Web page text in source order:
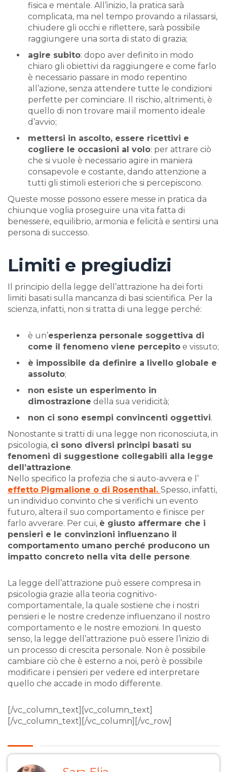
fisica e mentale. All’inizio, la pratica sarà
complicata, ma nel tempo provando a rilassarsi,
chiudere gli occhi e riflettere, sarà possibile
raggiungere una sorta di stato di grazia;
agire subito: dopo aver definito in modo
chiaro gli obiettivi da raggiungere e come farlo
è necessario passare in modo repentino
all’azione, senza attendere tutte le condizioni
perfette per cominciare. Il rischio, altrimenti, è
quello di non trovare mai il momento ideale
d’avvio;
mettersi in ascolto, essere ricettivi e
cogliere le occasioni al volo: per attrare ciò
che si vuole è necessario agire in maniera
consapevole e costante, dando attenzione a
tutti gli stimoli esteriori che si percepiscono.
Queste mosse possono essere messe in pratica da
chiunque voglia proseguire una vita fatta di
benessere, equilibrio, armonia e felicità e sentirsi una
persona di successo.
Limiti e pregiudizi
Il principio della legge dell’attrazione ha dei forti
limiti basati sulla mancanza di basi scientifica. Per la
scienza, infatti, non si tratta di una legge perché:
è un’esperienza personale soggettiva di
come il fenomeno viene percepito e vissuto;
è impossibile da definire a livello globale e
assoluto;
non esiste un esperimento in
dimostrazione della sua veridicità;
non ci sono esempi convincenti oggettivi.
Nonostante si tratti di una legge non riconosciuta, in
psicologia, ci sono diversi principi basati su
fenomeni di suggestione collegabili alla legge
dell’attrazione.
Nello specifico la profezia che si auto-avvera e l’
effetto Pigmalione o di Rosenthal. Spesso, infatti,
un individuo convinto che si verifichi un evento
futuro, altera il suo comportamento e finisce per
farlo avverare. Per cui, è giusto affermare che i
pensieri e le convinzioni influenzano il
comportamento umano perché producono un
impatto concreto nella vita delle persone.
La legge dell’attrazione può essere compresa in
psicologia grazie alla teoria cognitivo-
comportamentale, la quale sostiene che i nostri
pensieri e le nostre credenze influenzano il nostro
comportamento e le nostre emozioni. In questo
senso, la legge dell’attrazione può essere l’inizio di
un processo di crescita personale. Non è possibile
cambiare ciò che è esterno a noi, però è possibile
modificare i pensieri per vedere ed interpretare
quello che accade in modo differente.
[/vc_column_text][vc_column_text]
[/vc_column_text][/vc_column][/vc_row]